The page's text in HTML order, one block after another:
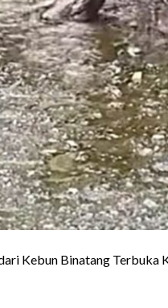
Kebun Binatang